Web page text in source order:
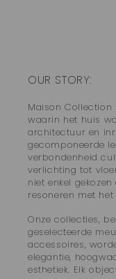
OUR STORY:
Maison
waarin het huis
architectuur en
gecomponeerde
verbondenheid
verlichting tot
niet enkel
resoneren met
Onze collecties,
geselecteerde
accessoires,
elegantie,
esthetiek. Elk